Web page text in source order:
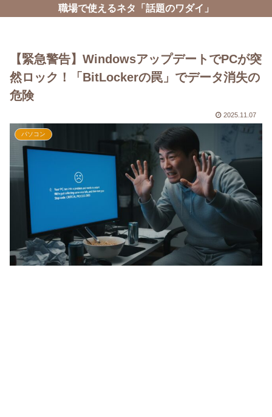
職場で使えるネタ「話題のワダイ」
【緊急警告】WindowsアップデートでPCが突
然ロック！「BitLockerの罠」でデータ消失の
危険
2025.11.07
パソコン